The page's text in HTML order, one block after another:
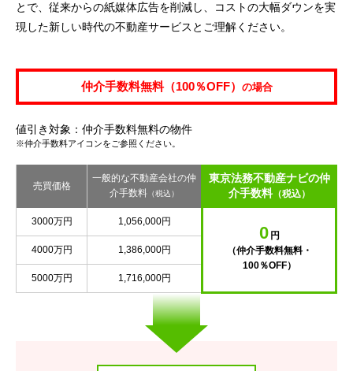
とで、従来からの紙媒体広告を削減し、コストの大幅ダウンを実
現した新しい時代の不動産サービスとご理解ください。
仲介手数料無料（100％OFF） の場合
値引き対象：仲介手数料無料の物件
※仲介手数料アイコンをご参照ください。
売買価格
一般的な不動産会社の仲
介手数料 （税込）
東京法務不動産ナビの仲
介手数料（税込）
3000万円 1,056,000円
0 円
（仲介手数料無料・
100％OFF）
4000万円 1,386,000円
5000万円 1,716,000円